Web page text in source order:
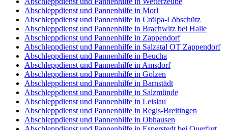
Abschleppdienst und Pannenhilfe in Morl
Abschleppdienst und Pannenhilfe in Crölpa-Löbschütz
Abschleppdienst und Pannenhilfe in Brachwitz bei Halle
Abschleppdienst und Pannenhilfe in Zappendorf
Abschleppdienst und Pannenhilfe in Salzatal OT Zappendorf
Abschleppdienst und Pannenhilfe in Beucha
Abschleppdienst und Pannenhilfe in Amsdorf
Abschleppdienst und Pannenhilfe in Golzen
Abschleppdienst und Pannenhilfe in Barnstädt
Abschleppdienst und Pannenhilfe in Salzmünde
Abschleppdienst und Pannenhilfe in Leislau
Abschleppdienst und Pannenhilfe in Regis-Breitingen
Abschleppdienst und Pannenhilfe in Obhausen